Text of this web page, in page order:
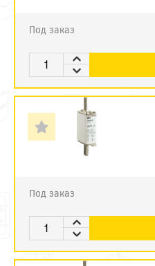
Под заказ
Под заказ